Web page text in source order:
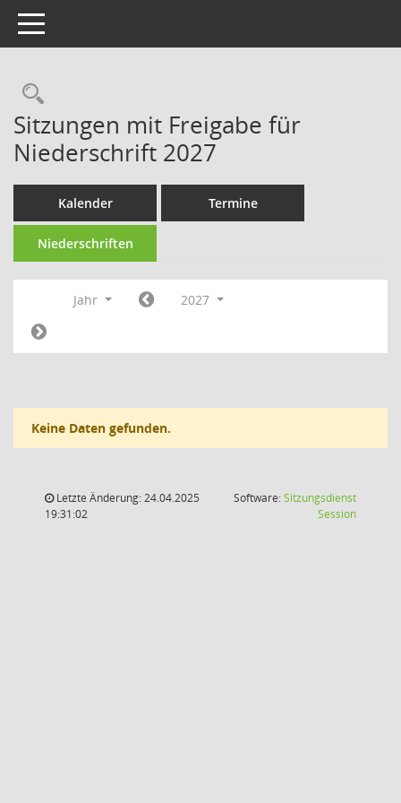
Toggle navigation
Rechercheauswahl
Sitzungen mit Freigabe für
Niederschrift 2027
Kalender Termine
Niederschriften
Jahr 2027
Keine Daten gefunden.
Letzte Änderung: 24.04.2025
19:31:02
Software:Sitzungsdienst
Session(Wird in